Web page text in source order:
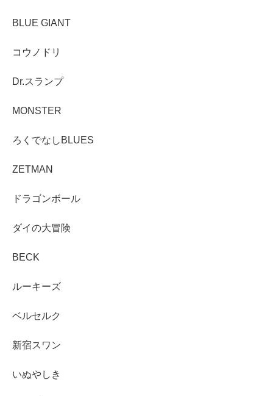
BLUE GIANT
コウノドリ
Dr.スランプ
MONSTER
ろくでなしBLUES
ZETMAN
ドラゴンボール
ダイの大冒険
BECK
ルーキーズ
ベルセルク
新宿スワン
いぬやしき